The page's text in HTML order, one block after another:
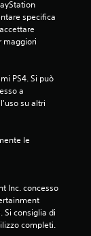
specifica
maggiori
PS4. Si può
a
su altri
le
Inc. concesso
Si consiglia di
completi.